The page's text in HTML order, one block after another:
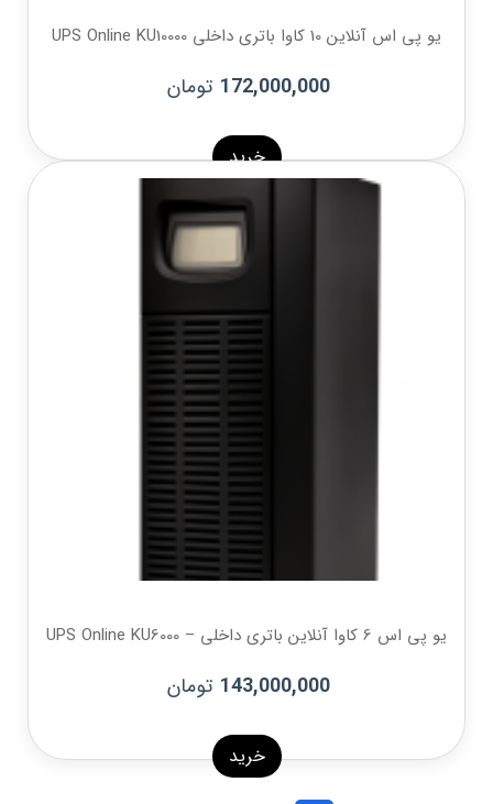
یو پی اس آنلاین 10 کاوا باتری داخلی UPS Online KU10000
172,000,000 تومان
خرید
یو پی اس 6 کاوا آنلاین باتری داخلی – UPS Online KU6000
143,000,000 تومان
خرید